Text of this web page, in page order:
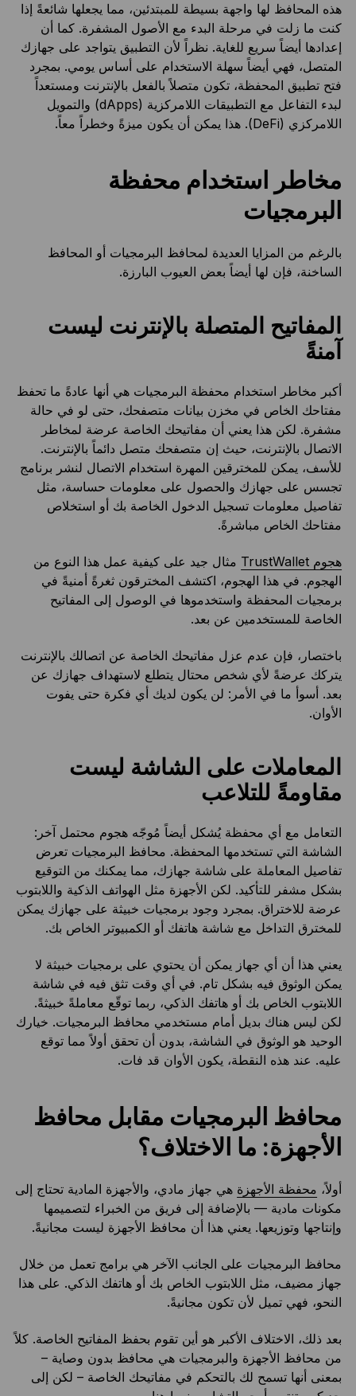
هذه المحافظ لها واجهة بسيطة للمبتدئين، مما يجعلها شائعةً إذا
كنت ما زلت في مرحلة البدء مع الأصول المشفرة. كما أن
إعدادها أيضاً سريع للغاية. نظراً لأن التطبيق يتواجد على جهازك
المتصل، فهي أيضاً سهلة الاستخدام على أساس يومي. بمجرد
فتح تطبيق المحفظة، تكون متصلاً بالفعل بالإنترنت ومستعداً
لبدء التفاعل مع التطبيقات اللامركزية (dApps) والتمويل
اللامركزي (DeFi). هذا يمكن أن يكون ميزةً وخطراً معاً.
مخاطر استخدام محفظة
البرمجيات
بالرغم من المزايا العديدة لمحافظ البرمجيات أو المحافظ
الساخنة، فإن لها أيضاً بعض العيوب البارزة.
المفاتيح المتصلة بالإنترنت ليست
آمنةً
أكبر مخاطر استخدام محفظة البرمجيات هي أنها عادةً ما تحفظ
مفتاحك الخاص في مخزن بيانات متصفحك، حتى لو في حالة
مشفرة. لكن هذا يعني أن مفاتيحك الخاصة عرضة لمخاطر
الاتصال بالإنترنت، حيث إن متصفحك متصل دائماً بالإنترنت.
للأسف، يمكن للمخترقين المهرة استخدام الاتصال لنشر برنامج
تجسس على جهازك والحصول على معلومات حساسة، مثل
تفاصيل معلومات تسجيل الدخول الخاصة بك أو استخلاص
مفتاحك الخاص مباشرةً.
هجوم TrustWallet
مثال جيد على كيفية عمل هذا النوع من
الهجوم. في هذا الهجوم، اكتشف المخترقون ثغرةً أمنيةً في
برمجيات المحفظة واستخدموها في الوصول إلى المفاتيح
الخاصة للمستخدمين عن بعد.
باختصار، فإن عدم عزل مفاتيحك الخاصة عن اتصالك بالإنترنت
يتركك عرضةً لأي شخص محتال يتطلع لاستهداف جهازك عن
بعد. أسوأ ما في الأمر: لن يكون لديك أي فكرة حتى يفوت
الأوان.
المعاملات على الشاشة ليست
مقاومةً للتلاعب
التعامل مع أي محفظة يُشكل أيضاً مُوجّه هجوم محتمل آخر:
الشاشة التي تستخدمها المحفظة. محافظ البرمجيات تعرض
تفاصيل المعاملة على شاشة جهازك، مما يمكنك من التوقيع
بشكل مشفر للتأكيد. لكن الأجهزة مثل الهواتف الذكية واللابتوب
عرضة للاختراق. بمجرد وجود برمجيات خبيثة على جهازك يمكن
للمخترق التداخل مع شاشة هاتفك أو الكمبيوتر الخاص بك.
يعني هذا أن أي جهاز يمكن أن يحتوي على برمجيات خبيثة لا
يمكن الوثوق فيه بشكل تام. في أي وقت تثق فيه في شاشة
اللابتوب الخاص بك أو هاتفك الذكي، ربما توقّع معاملةً خبيثةً.
لكن ليس هناك بديل أمام مستخدمي محافظ البرمجيات. خيارك
الوحيد هو الوثوق في الشاشة، بدون أن تحقق أولاً مما توقع
عليه. عند هذه النقطة، يكون الأوان قد فات.
محافظ البرمجيات مقابل محافظ
الأجهزة: ما الاختلاف؟
أولاً، محفظة الأجهزةهي جهاز مادي، والأجهزة المادية تحتاج إلى
مكونات مادية — بالإضافة إلى فريق من الخبراء لتصميمها
وإنتاجها وتوزيعها. يعني هذا أن محافظ الأجهزة ليست مجانيةً.
محافظ البرمجيات على الجانب الآخر هي برامج تعمل من خلال
جهاز مضيف، مثل اللابتوب الخاص بك أو هاتفك الذكي. على هذا
النحو، فهي تميل لأن تكون مجانيةً.
بعد ذلك، الاختلاف الأكبر هو أين تقوم بحفظ المفاتيح الخاصة. كلاً
من محافظ الأجهزة والبرمجيات هي محافظ بدون وصاية –
بمعنى أنها تسمح لك بالتحكم في مفاتيحك الخاصة – لكن إلى